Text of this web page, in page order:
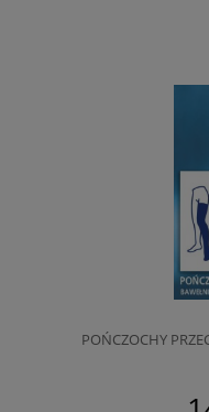
POŃCZOCHY